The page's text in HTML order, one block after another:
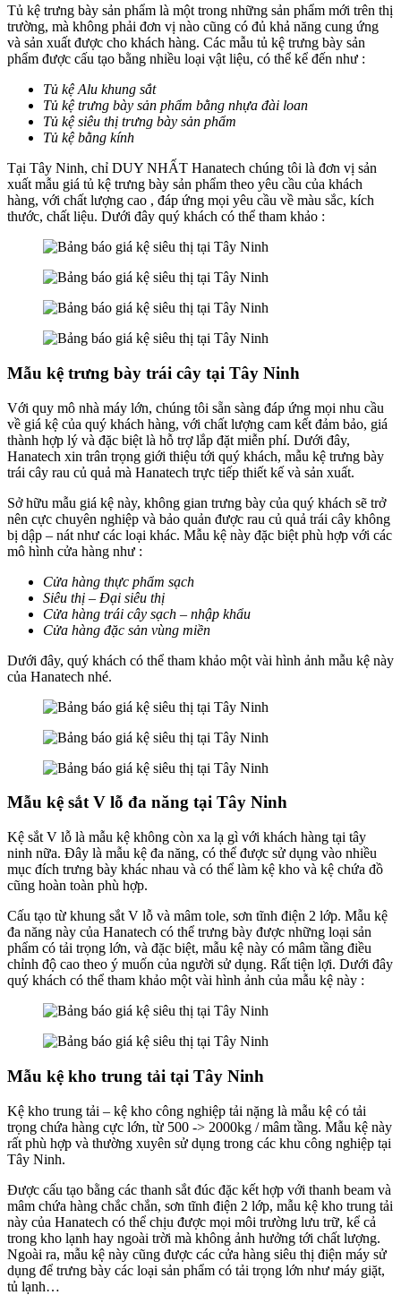
Tủ kệ trưng bày sản phẩm là một trong những sản phẩm mới trên thị
trường, mà không phải đơn vị nào cũng có đủ khả năng cung ứng
và sản xuất được cho khách hàng. Các mẫu tủ kệ trưng bày sản
phẩm được cấu tạo bằng nhiều loại vật liệu, có thể kể đến như :
Tủ kệ Alu khung sắt
Tủ kệ trưng bày sản phẩm bằng nhựa đài loan
Tủ kệ siêu thị trưng bày sản phẩm
Tủ kệ bằng kính
Tại Tây Ninh, chỉ DUY NHẤT Hanatech chúng tôi là đơn vị sản
xuất mẫu giá tủ kệ trưng bày sản phẩm theo yêu cầu của khách
hàng, với chất lượng cao , đáp ứng mọi yêu cầu về màu sắc, kích
thước, chất liệu. Dưới đây quý khách có thể tham khảo :
Mẫu kệ trưng bày trái cây tại Tây Ninh
Với quy mô nhà máy lớn, chúng tôi sẵn sàng đáp ứng mọi nhu cầu
về giá kệ của quý khách hàng, với chất lượng cam kết đảm bảo, giá
thành hợp lý và đặc biệt là hỗ trợ lắp đặt miễn phí. Dưới đây,
Hanatech xin trân trọng giới thiệu tới quý khách, mẫu kệ trưng bày
trái cây rau củ quả mà Hanatech trực tiếp thiết kế và sản xuất.
Sở hữu mẫu giá kệ này, không gian trưng bày của quý khách sẽ trở
nên cực chuyên nghiệp và bảo quản được rau củ quả trái cây không
bị dập – nát như các loại khác. Mẫu kệ này đặc biệt phù hợp với các
mô hình cửa hàng như :
Cửa hàng thực phẩm sạch
Siêu thị – Đại siêu thị
Cửa hàng trái cây sạch – nhập khẩu
Cửa hàng đặc sản vùng miền
Dưới đây, quý khách có thể tham khảo một vài hình ảnh mẫu kệ này
của Hanatech nhé.
Mẫu kệ sắt V lỗ đa năng tại Tây Ninh
Kệ sắt V lỗ là mẫu kệ không còn xa lạ gì với khách hàng tại tây
ninh nữa. Đây là mẫu kệ đa năng, có thể được sử dụng vào nhiều
mục đích trưng bày khác nhau và có thể làm kệ kho và kệ chứa đồ
cũng hoàn toàn phù hợp.
Cấu tạo từ khung sắt V lỗ và mâm tole, sơn tĩnh điện 2 lớp. Mẫu kệ
đa năng này của Hanatech có thể trưng bày được những loại sản
phẩm có tải trọng lớn, và đặc biệt, mẫu kệ này có mâm tầng điều
chỉnh độ cao theo ý muốn của người sử dụng. Rất tiện lợi. Dưới đây
quý khách có thể tham khảo một vài hình ảnh của mẫu kệ này :
Mẫu kệ kho trung tải tại Tây Ninh
Kệ kho trung tải – kệ kho công nghiệp tải nặng là mẫu kệ có tải
trọng chứa hàng cực lớn, từ 500 -> 2000kg / mâm tầng. Mẫu kệ này
rất phù hợp và thường xuyên sử dụng trong các khu công nghiệp tại
Tây Ninh.
Được cấu tạo bằng các thanh sắt đúc đặc kết hợp với thanh beam và
mâm chứa hàng chắc chắn, sơn tĩnh điện 2 lớp, mẫu kệ kho trung tải
này của Hanatech có thể chịu được mọi môi trường lưu trữ, kể cả
trong kho lạnh hay ngoài trời mà không ảnh hưởng tới chất lượng.
Ngoài ra, mẫu kệ này cũng được các cửa hàng siêu thị điện máy sử
dụng để trưng bày các loại sản phẩm có tải trọng lớn như máy giặt,
tủ lạnh…